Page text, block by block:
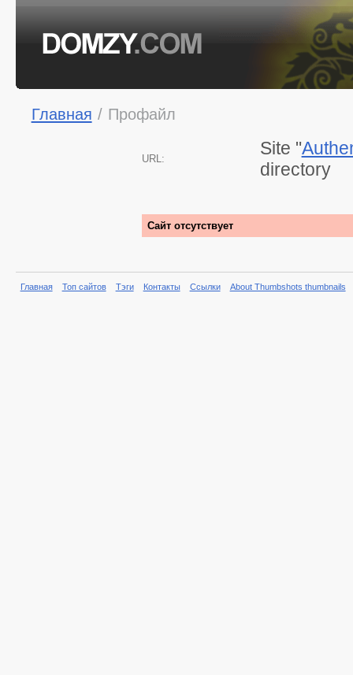
Главная / Профайл
URL:
Site "
directory
Сайт отсутствует
Главная Топ сайтов Тэги Контакты Ссылки About Thumbshots thumbnails